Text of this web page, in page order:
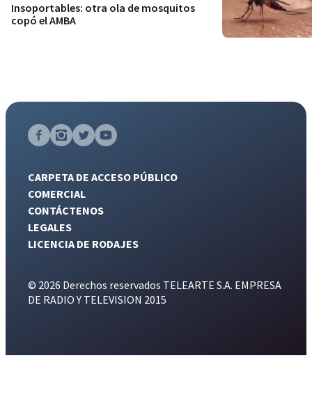
Insoportables: otra ola de mosquitos
copó el AMBA
CARPETA DE ACCESO PÚBLICO
COMERCIAL
CONTÁCTENOS
LEGALES
LICENCIA DE RODAJES
© 2026 Derechos reservados TELEARTE S.A. EMPRESA
DE RADIO Y TELEVISION 2015